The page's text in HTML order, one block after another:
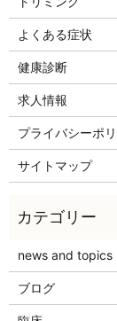
よくある症状
健康診断
求人情報
プライバシーポ
サイトマップ
news and topics
ブログ